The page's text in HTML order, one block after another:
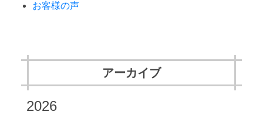
お客様の声
アーカイブ
2026